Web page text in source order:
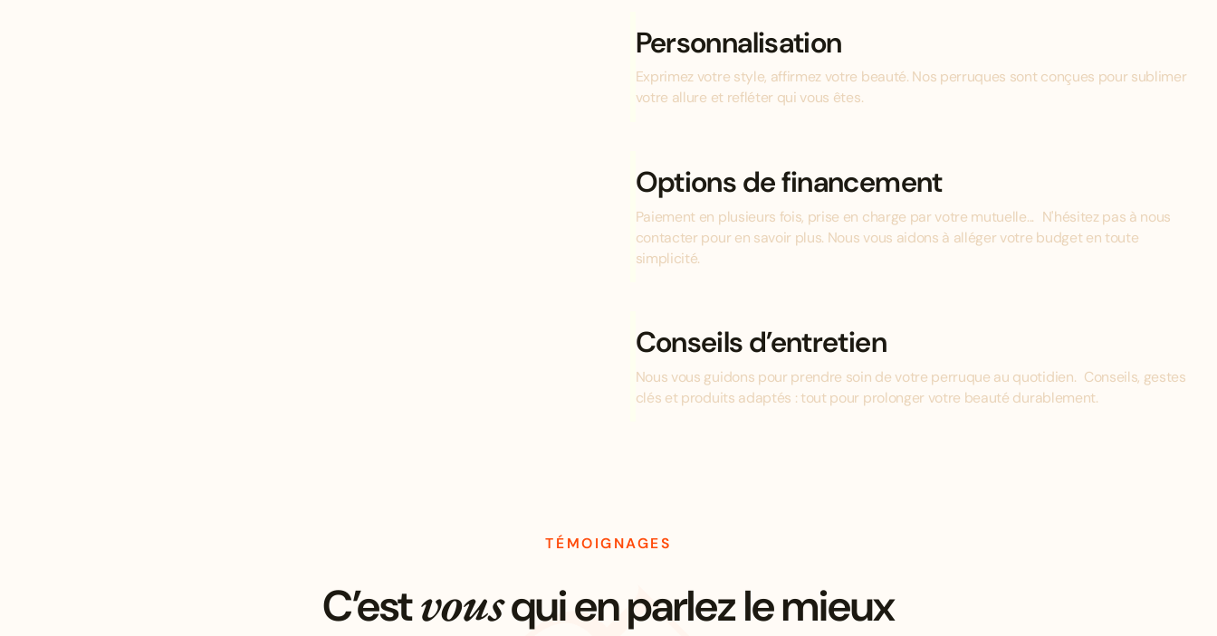
Personnalisation
Exprimez votre style, affirmez votre beauté. Nos perruques sont conçues pour sublimer
votre allure et refléter qui vous êtes.
Options de financement
Paiement en plusieurs fois, prise en charge par votre mutuelle... N'hésitez pas à nous
contacter pour en savoir plus. Nous vous aidons à alléger votre budget en toute
simplicité.
Conseils d’entretien
Nous vous guidons pour prendre soin de votre perruque au quotidien. Conseils, gestes
clés et produits adaptés : tout pour prolonger votre beauté durablement.
TÉMOIGNAGES
C’estvousqui en parlez le mieux